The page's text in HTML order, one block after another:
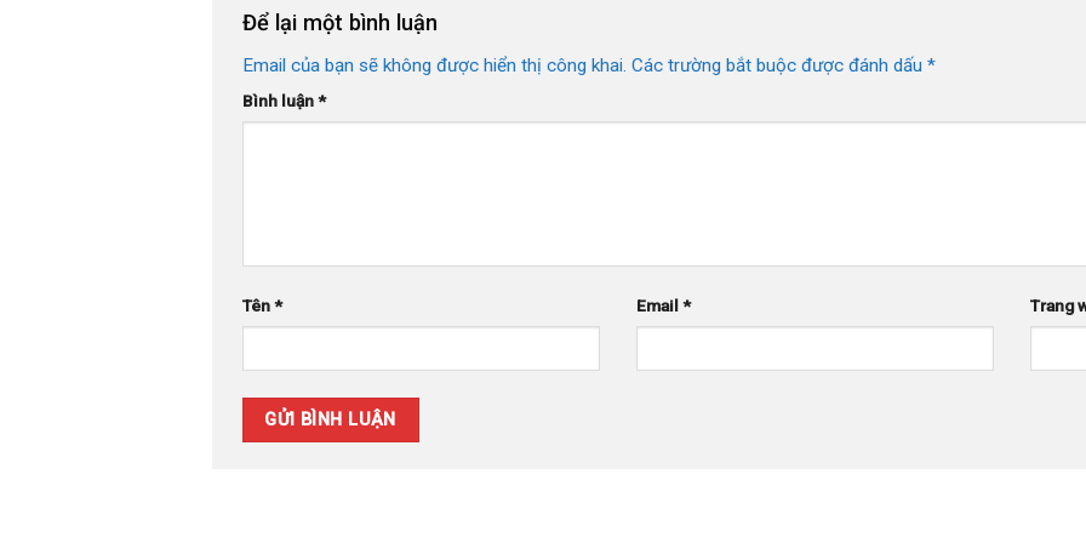
Để lại một bình luận
Email của bạn sẽ không được hiển thị công khai. Các trường bắt buộc được đánh dấu *
Bình luận*
Tên* Email * Trang